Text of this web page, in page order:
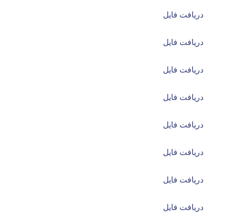
دریافت فایل
دریافت فایل
دریافت فایل
دریافت فایل
دریافت فایل
دریافت فایل
دریافت فایل
دریافت فایل